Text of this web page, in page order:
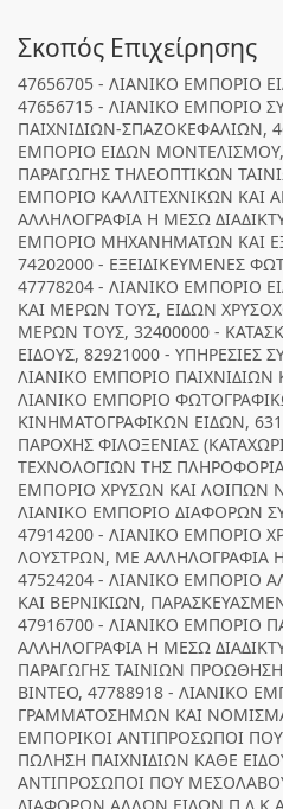
Σκοπός Επιχείρησης
47656705 - ΛΙΑΝΙΚΟ ΕΜΠΟΡΙΟ
47656715 - ΛΙΑΝΙΚΟ
ΠΑΙΧΝΙΔΙΩΝ-ΣΠΑΖΟΚΕΦΑΛΙΩΝ,
ΕΜΠΟΡΙΟ ΕΙΔΩΝ ΜΟΝΤΕΛΙΣΜΟΥ,
ΠΑΡΑΓΩΓΗΣ ΤΗΛΕΟΠΤΙΚΩΝ
ΕΜΠΟΡΙΟ ΚΑΛΛΙΤΕΧΝΙΚΩΝ ΚΑΙ
ΑΛΛΗΛΟΓΡΑΦΙΑ Η ΜΕΣΩ
ΕΜΠΟΡΙΟ ΜΗΧΑΝΗΜΑΤΩΝ ΚΑΙ
74202000 - ΕΞΕΙΔΙΚΕΥΜΕΝΕΣ
47778204 - ΛΙΑΝΙΚΟ ΕΜΠΟΡΙΟ
ΚΑΙ ΜΕΡΩΝ ΤΟΥΣ, ΕΙΔΩΝ
ΜΕΡΩΝ ΤΟΥΣ, 32400000 -
ΕΙΔΟΥΣ, 82921000 - ΥΠΗΡΕΣΙΕΣ
ΛΙΑΝΙΚΟ ΕΜΠΟΡΙΟ ΠΑΙΧΝΙΔΙΩΝ
ΛΙΑΝΙΚΟ ΕΜΠΟΡΙΟ
ΚΙΝΗΜΑΤΟΓΡΑΦΙΚΩΝ ΕΙΔΩΝ,
ΠΑΡΟΧΗΣ ΦΙΛΟΞΕΝΙΑΣ
ΤΕΧΝΟΛΟΓΙΩΝ ΤΗΣ
ΕΜΠΟΡΙΟ ΧΡΥΣΩΝ ΚΑΙ ΛΟΙΠΩΝ
ΛΙΑΝΙΚΟ ΕΜΠΟΡΙΟ ΔΙΑΦΟΡΩΝ
47914200 - ΛΙΑΝΙΚΟ ΕΜΠΟΡΙΟ
ΛΟΥΣΤΡΩΝ, ΜΕ ΑΛΛΗΛΟΓΡΑΦΙΑ
47524204 - ΛΙΑΝΙΚΟ ΕΜΠΟΡΙΟ
ΚΑΙ ΒΕΡΝΙΚΙΩΝ,
47916700 - ΛΙΑΝΙΚΟ ΕΜΠΟΡΙΟ
ΑΛΛΗΛΟΓΡΑΦΙΑ Η ΜΕΣΩ
ΠΑΡΑΓΩΓΗΣ ΤΑΙΝΙΩΝ
ΒΙΝΤΕΟ, 47788918 - ΛΙΑΝΙΚΟ
ΓΡΑΜΜΑΤΟΣΗΜΩΝ ΚΑΙ
ΕΜΠΟΡΙΚΟΙ ΑΝΤΙΠΡΟΣΩΠΟΙ
ΠΩΛΗΣΗ ΠΑΙΧΝΙΔΙΩΝ ΚΑΘΕ
ΑΝΤΙΠΡΟΣΩΠΟΙ ΠΟΥ